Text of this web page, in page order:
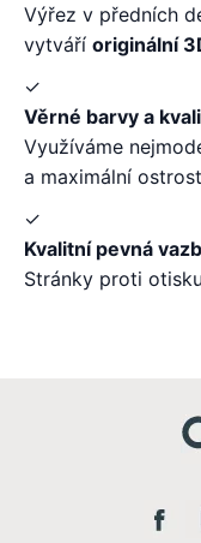
Výřez v předních
vytváří originální
✓
Věrné barvy a
Využíváme
a maximální
✓
Kvalitní pevná
Stránky proti